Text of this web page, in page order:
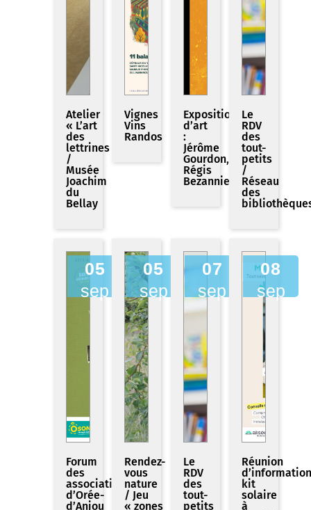
Atelier
« L’art
des
lettrines »
/
Musée
Joachim
du
Bellay
Vignes
Vins
Randos
Exposition
d’art
:
Jérôme
Gourdon,
Régis
Bezannier
Le
RDV
des
tout-
petits
/
Réseau
des
05
sep
Forum
des
associations
d’Orée-
d’Anjou
05
sep
Rendez-
vous
nature
/ Jeu
« zones
07
sep
Le
RDV
des
tout-
petits
08
sep
Réunion
kit
solaire
à